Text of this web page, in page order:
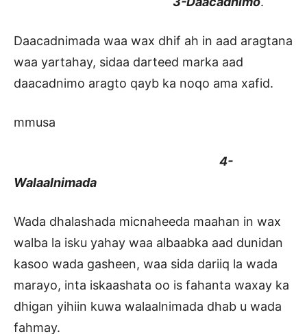
Daacadnimada waa wax dhif ah in aad aragtana
waa yartahay, sidaa darteed marka aad
daacadnimo aragto qayb ka noqo ama xafid.
mmusa
4-
Walaalnimada
Wada dhalashada micnaheeda maahan in wax
walba la isku yahay waa albaabka aad dunidan
kasoo wada gasheen, waa sida dariiq la wada
marayo, inta iskaashata oo is fahanta waxay ka
dhigan yihiin kuwa walaalnimada dhab u wada
fahmay.